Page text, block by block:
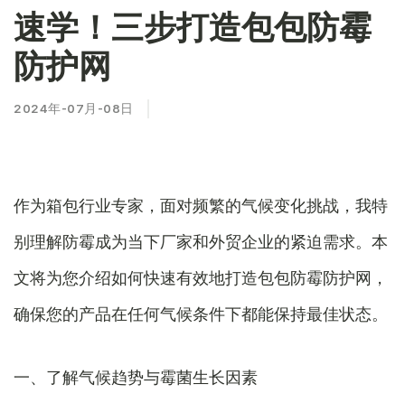
速学！三步打造包包防霉
防护网
2024年-07月-08日
作为箱包行业专家，面对频繁的气候变化挑战，我特
别理解防霉成为当下厂家和外贸企业的紧迫需求。本
文将为您介绍如何快速有效地打造包包防霉防护网，
确保您的产品在任何气候条件下都能保持最佳状态。
一、了解气候趋势与霉菌生长因素